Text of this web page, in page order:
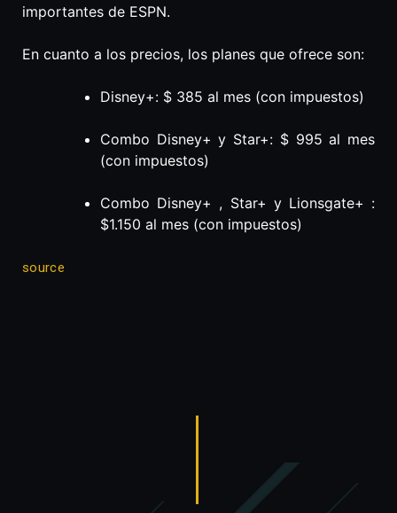
importantes de ESPN.
En cuanto a los precios, los planes que ofrece son:
Disney+: $ 385 al mes (con impuestos)
Combo Disney+ y Star+: $ 995 al mes
(con impuestos)
Combo Disney+ , Star+ y Lionsgate+ :
$1.150 al mes (con impuestos)
source